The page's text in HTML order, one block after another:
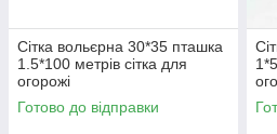
Сітка вольєрна 30*35 пташка
1.5*100 метрів сітка для
огорожі
Готово до відправки